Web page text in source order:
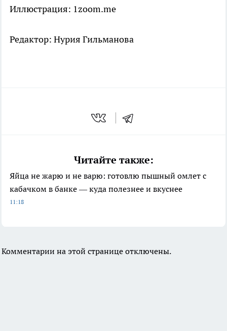
Иллюстрация: 1zoom.me
Редактор: Нурия Гильманова
Читайте также:
Яйца не жарю и не варю: готовлю пышный омлет с
кабачком в банке — куда полезнее и вкуснее
11:18
Комментарии на этой странице отключены.